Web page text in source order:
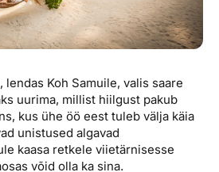
teenus
Koh Samuile, valis saare
uurima, millist hiilgust pakub
kus ühe öö eest tuleb välja käia
unistused algavad
kaasa retkele viietärnisesse
võid olla ka sina.